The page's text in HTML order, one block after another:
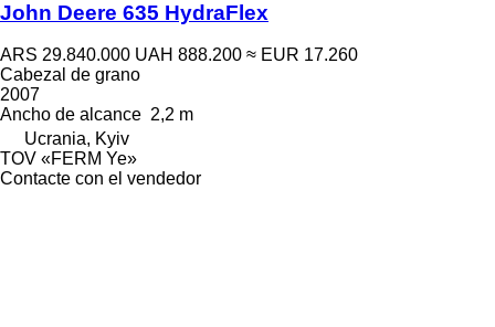
John Deere 635 HydraFlex
ARS 29.840.000 UAH 888.200 ≈ EUR 17.260
Cabezal de grano
2007
Ancho de alcance 2,2 m
Ucrania, Kyiv
TOV «FERM Ye»
Contacte con el vendedor